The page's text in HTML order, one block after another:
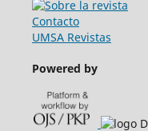
Contacto
UMSA Revistas
Powered by